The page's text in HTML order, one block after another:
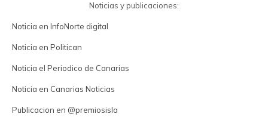
Noticias y publicaciones:
Noticia en InfoNorte digital
Noticia en Politican
Noticia el Periodico de Canarias
Noticia en Canarias Noticias
Publicacion en @premiosisla